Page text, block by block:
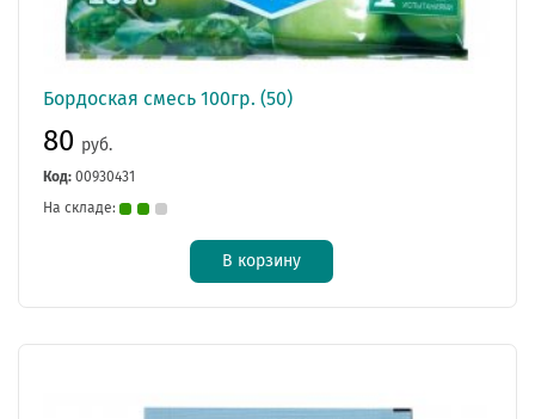
Бордоская смесь 100гр. (50)
80 руб.
Код: 00930431
На складе:
В корзину